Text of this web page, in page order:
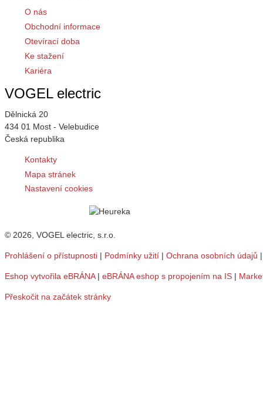
O nás
Obchodní informace
Otevírací doba
Ke stažení
Kariéra
VOGEL electric
Dělnická 20
434 01 Most - Velebudice
Česká republika
Kontakty
Mapa stránek
Nastavení cookies
© 2026, VOGEL electric, s.r.o.
Prohlášení o přístupnosti | Podmínky užití | Ochrana osobních údajů
Eshop vytvořila eBRÁNA| eBRÁNA eshop s propojením na IS |
Přeskočit na začátek stránky